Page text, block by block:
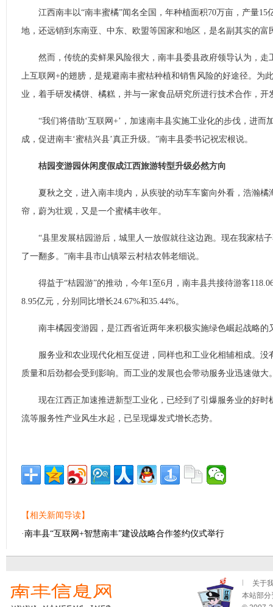
江西南丰以“南丰蜜橘”闻名全国，年种植面积70万亩，产量15
地，还远销到东南亚、中东、欧盟等国家和地区，是名副其实的富
然而，传统的卖鲜果风险很大，南丰县委县政府领导认为，走
上互联网+的翅膀，是规避南丰蜜桔种植和销售风险的好途径。为
业，着手研发橘饼、橘糕，并与一家食品研究所进行技术合作，开
“我们将借助‘互联网+’，加速南丰县实施工业化的步伐，进而
成，促进南丰‘蜜桔兴县’真正升级。”南丰县委书记祝宏根说。
桔园变游园休闲度假成江西旅游转型升级必然方向
夏秋之交，进入南丰境内，从疾驶的动车车窗向外看，浩瀚橘
帘，蔚为壮观，又是一个蜜橘丰收年。
“县里发展桔园游后，城里人一放假就往这边跑。现在我家桔子
了一翻多。”南丰县市山镇翠云村桔农韩老细说。
得益于“桔园游”的推动，今年1至6月，南丰县共接待游客
8.95亿元，分别同比增长24.67%和35.44%。
南丰橘园变游园，是江西省近两年来积极实施绿色崛起战略的
服务业和农业现代化相互促进，同样也和工业化相辅相成。没
质量和后劲都会受到影响。而工业的发展也会带动服务业迅速做大
现在江西正加速推进新型工业化，已经到了引爆服务业的好时
流等服务性产业风生水起，已呈现爆发式增长态势。
【相关新闻导读】
·南丰县“互联网+智慧南丰”建设战略合作签约仪式举行
关于
本站部分